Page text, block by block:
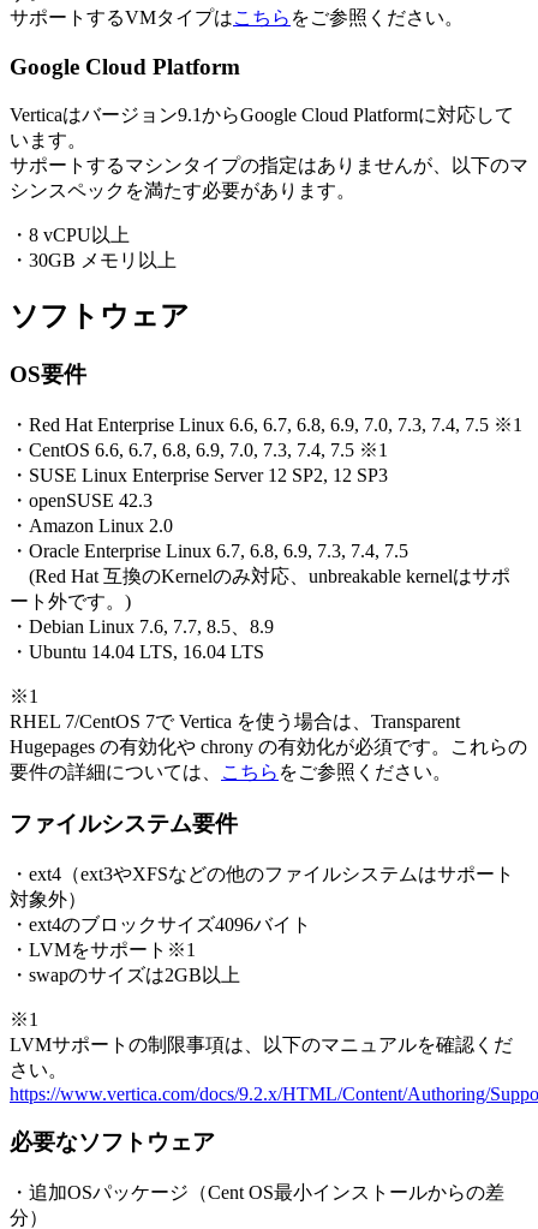
サポートするVMタイプはこちら をご参照ください。
Google Cloud Platform
Verticaはバージョン9.1からGoogle Cloud Platformに対応して
います。
サポートするマシンタイプの指定はありませんが、以下のマ
シンスペックを満たす必要があります。
・8 vCPU以上
・30GB メモリ以上
ソフトウェア
OS要件
・Red Hat Enterprise Linux 6.6, 6.7, 6.8, 6.9, 7.0, 7.3, 7.4, 7.5 ※1
・CentOS 6.6, 6.7, 6.8, 6.9, 7.0, 7.3, 7.4, 7.5 ※1
・SUSE Linux Enterprise Server 12 SP2, 12 SP3
・openSUSE 42.3
・Amazon Linux 2.0
・Oracle Enterprise Linux 6.7, 6.8, 6.9, 7.3, 7.4, 7.5
(Red Hat 互換のKernelのみ対応、unbreakable kernelはサポ
ート外です。)
・Debian Linux 7.6, 7.7, 8.5、8.9
・Ubuntu 14.04 LTS, 16.04 LTS
※1
RHEL 7/CentOS 7で Vertica を使う場合は、Transparent
Hugepages の有効化や chrony の有効化が必須です。これらの
要件の詳細については、
こちら をご参照ください。
ファイルシステム要件
・ext4（ext3やXFSなどの他のファイルシステムはサポート
対象外）
・ext4のブロックサイズ4096バイト
・LVMをサポート※1
・swapのサイズは2GB以上
※1
LVMサポートの制限事項は、以下のマニュアルを確認くだ
さい。
https://www.vertica.com/docs/9.2.x/HTML/Content/Authoring/
必要なソフトウェア
・追加OSパッケージ（Cent OS最小インストールからの差
分）